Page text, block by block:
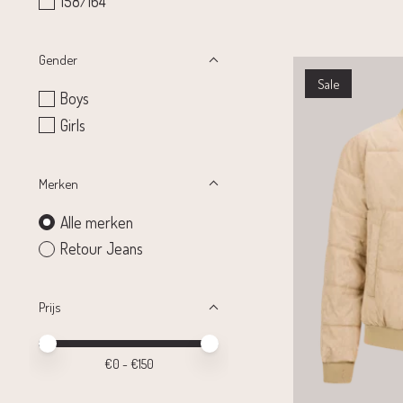
Gender
Boys
Girls
Merken
Alle merken
Retour Jeans
Prijs
Minimale prijswaarde
Price maximum value
€0 - €150
Sale